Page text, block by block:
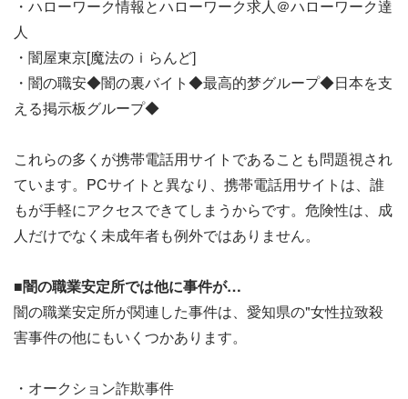
・ハローワーク情報とハローワーク求人＠ハローワーク達
人
・闇屋東京[魔法のｉらんど]
・闇の職安◆闇の裏バイト◆最高的梦グループ◆日本を支
える掲示板グループ◆
これらの多くが携帯電話用サイトであることも問題視され
ています。PCサイトと異なり、携帯電話用サイトは、誰
もが手軽にアクセスできてしまうからです。危険性は、成
人だけでなく未成年者も例外ではありません。
■闇の職業安定所では他に事件が…
闇の職業安定所が関連した事件は、愛知県の"女性拉致殺
害事件の他にもいくつかあります。
・オークション詐欺事件